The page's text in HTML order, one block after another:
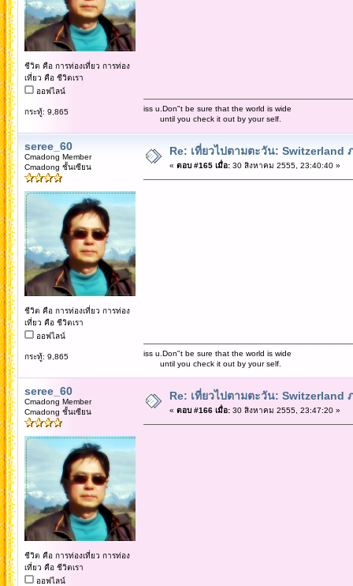
ชีวิต คือ การท่องเที่ยว การท่อง
เที่ยว คือ ชีวิตเรา
ออฟไลน์
กระทู้: 9,865
iss u.Don"t be sure that the world is wide
until you check it out by your self.
seree_60
Cmadong Member
Cmadong ชั้นเซียน
ชีวิต คือ การท่องเที่ยว การท่อง
เที่ยว คือ ชีวิตเรา
ออฟไลน์
กระทู้: 9,865
Re: เที่ยวไปตามตะวัน: Switzerland
« ตอบ #165 เมื่อ:30 สิงหาคม 2555, 23:40:40 »
iss u.Don"t be sure that the world is wide
until you check it out by your self.
seree_60
Cmadong Member
Cmadong ชั้นเซียน
ชีวิต คือ การท่องเที่ยว การท่อง
เที่ยว คือ ชีวิตเรา
ออฟไลน์
Re: เที่ยวไปตามตะวัน: Switzerland
« ตอบ #166 เมื่อ:30 สิงหาคม 2555, 23:47:20 »